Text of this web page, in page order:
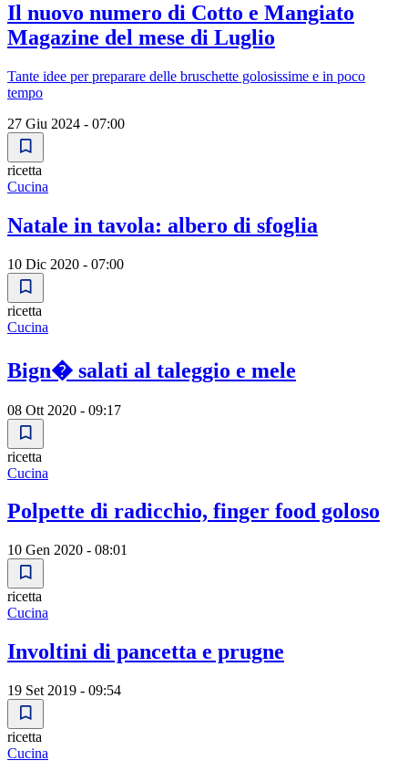
Il nuovo numero di Cotto e Mangiato
Magazine del mese di Luglio
Tante idee per preparare delle bruschette golosissime e in poco
tempo
27 Giu 2024 - 07:00
ricetta
Cucina
Natale in tavola: albero di sfoglia
10 Dic 2020 - 07:00
ricetta
Cucina
Bign� salati al taleggio e mele
08 Ott 2020 - 09:17
ricetta
Cucina
Polpette di radicchio, finger food goloso
10 Gen 2020 - 08:01
ricetta
Cucina
Involtini di pancetta e prugne
19 Set 2019 - 09:54
ricetta
Cucina